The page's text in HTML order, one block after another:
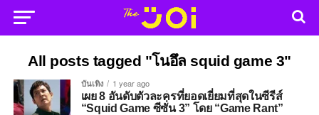
All posts tagged "โนอึล squid game 3"
บันเทิง 1 year ago
เผย 8 อันดับตัวละครที่ยอดเยี่ยมที่สุดในซีรีส์
“Squid Game ซีซั่น 3” โดย “Game Rant”